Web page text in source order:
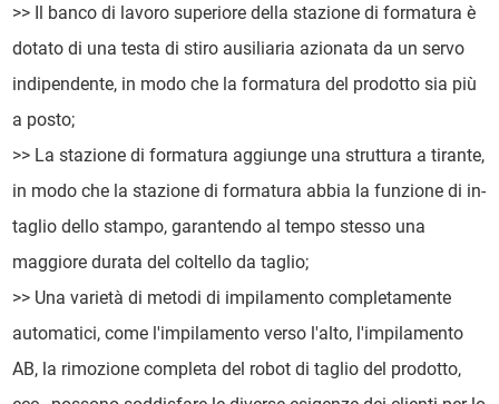
>> Il banco di lavoro superiore della stazione di formatura è
dotato di una testa di stiro ausiliaria azionata da un servo
indipendente, in modo che la formatura del prodotto sia più
a posto;
>> La stazione di formatura aggiunge una struttura a tirante,
in modo che la stazione di formatura abbia la funzione di in-
taglio dello stampo, garantendo al tempo stesso una
maggiore durata del coltello da taglio;
>> Una varietà di metodi di impilamento completamente
automatici, come l'impilamento verso l'alto, l'impilamento
AB, la rimozione completa del robot di taglio del prodotto,